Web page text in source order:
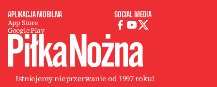
APLIKACJA MOBILNA
App Store
Google Play
SOCIAL MEDIA
Istniejemy nieprzerwanie od 1997 roku!